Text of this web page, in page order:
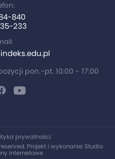
840
233
pon.-pt. 10:00 - 17:00
prywatności
Projekt i wykonanie: Studio
internetowe